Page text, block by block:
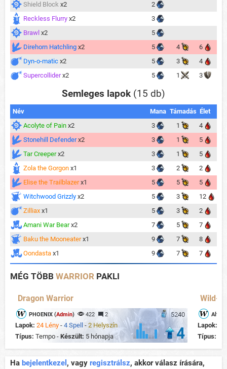
Shield Block x2
2
Reckless Flurry x2
3
Brawl x2
5
Direhorn Hatchling x2 5 4
6
Dyn-o-matic x2 5 3
4
Supercollider x2 5 1 3
Semleges lapok (15 db)
Név Mana Támadás Élet
Acolyte of Pain x2 3 1
4
Stonehill Defender x2 3 1
5
Tar Creeper x2 3 1
5
Zola the Gorgon x1 3 2
2
Elise the Trailblazer x1 5 5
5
Witchwood Grizzly x2 5 3
12
Zilliax x1 5 3
2
Amani War Bear x2 7 5
7
Baku the Mooneater x1 9 7
8
Oondasta x1 9 7 7
MÉG TÖBB WARRIOR PAKLI
Dragon Warrior
5240
PHOENIX (Admin) 422 2
Lapok: 24 Lény - 4 Spell - 2 Helyszín
Típus: Tempo - Készült: 5 hónapja 4
Wild-
Lapok:
Típus:
Ha bejelentkezel , vagy regisztrálsz, akkor válasz írására,